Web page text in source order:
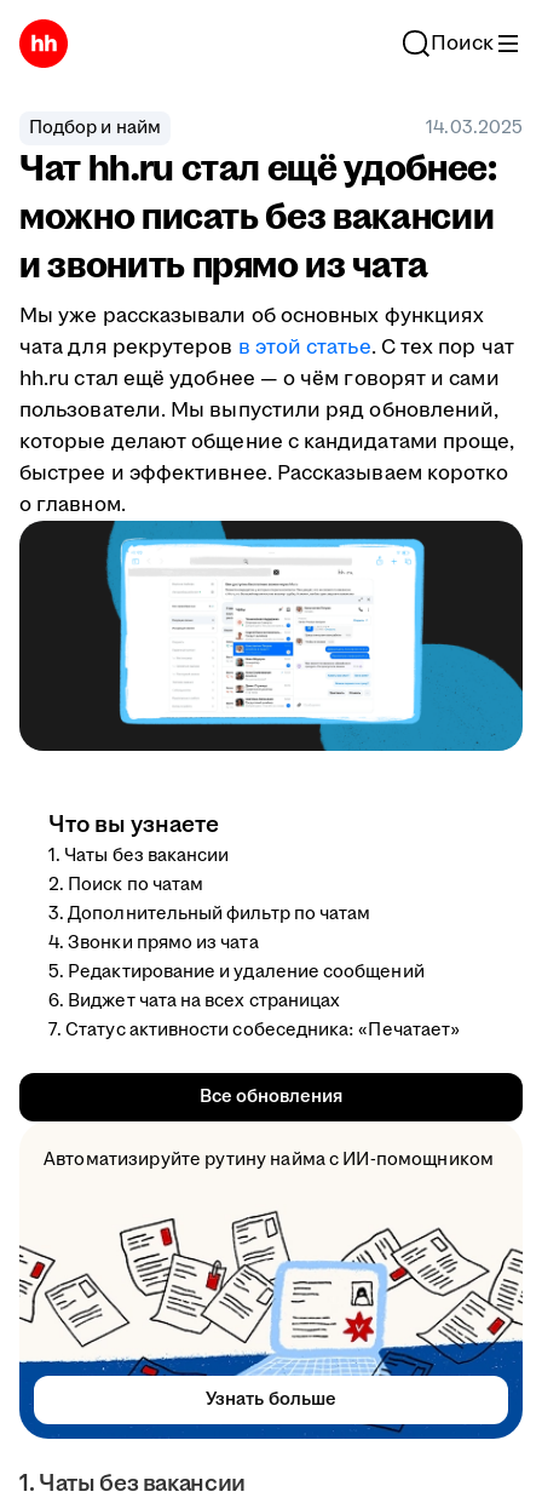
Поиск
Подбор и найм 14.03.2025
Чат hh.ru стал ещё удобнее:
можно писать без вакансии
и звонить прямо из чата
Мы уже рассказывали об основных функциях
чата для рекрутеров в этой статье. С тех пор чат
hh.ru стал ещё удобнее — о чём говорят и сами
пользователи. Мы выпустили ряд обновлений,
которые делают общение с кандидатами проще,
быстрее и эффективнее. Рассказываем коротко
о главном.
1. Чаты без вакансии
Что вы узнаете
1. Чаты без вакансии
2. Поиск по чатам
3. Дополнительный фильтр по чатам
4. Звонки прямо из чата
5. Редактирование и удаление сообщений
6. Виджет чата на всех страницах
7. Статус активности собеседника: «Печатает»
Все обновления
Автоматизируйте рутину найма с ИИ-помощником
Узнать больше